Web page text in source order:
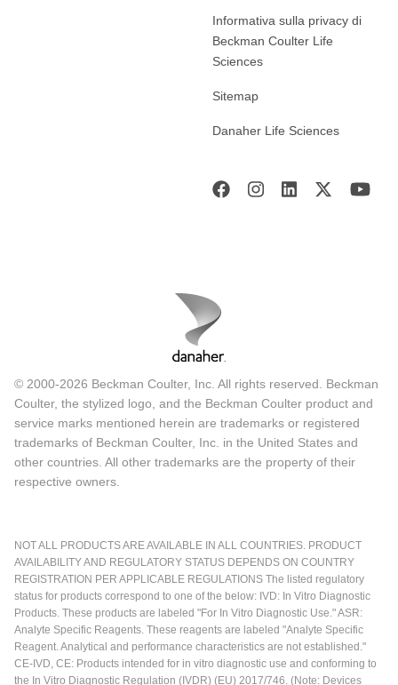
Informativa sulla privacy di
Beckman Coulter Life
Sciences
Sitemap
Danaher Life Sciences
© 2000-2026 Beckman Coulter, Inc. All rights reserved. Beckman
Coulter, the stylized logo, and the Beckman Coulter product and
service marks mentioned herein are trademarks or registered
trademarks of Beckman Coulter, Inc. in the United States and
other countries. All other trademarks are the property of their
respective owners.
NOT ALL PRODUCTS ARE AVAILABLE IN ALL COUNTRIES. PRODUCT
AVAILABILITY AND REGULATORY STATUS DEPENDS ON COUNTRY
REGISTRATION PER APPLICABLE REGULATIONS The listed regulatory
status for products correspond to one of the below: IVD: In Vitro Diagnostic
Products. These products are labeled "For In Vitro Diagnostic Use." ASR:
Analyte Specific Reagents. These reagents are labeled "Analyte Specific
Reagent. Analytical and performance characteristics are not established."
CE-IVD, CE: Products intended for in vitro diagnostic use and conforming to
the In Vitro Diagnostic Regulation (IVDR) (EU) 2017/746. (Note: Devices